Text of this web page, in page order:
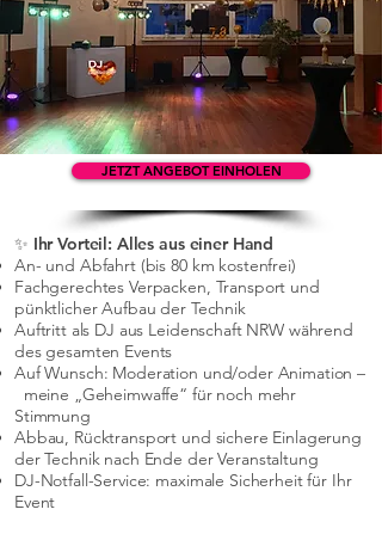
JETZT ANGEBOT EINHOLEN
✨ Ihr Vorteil: Alles aus einer Hand
An- und Abfahrt (bis 80 km kostenfrei)
Fachgerechtes Verpacken, Transport und
pünktlicher Aufbau der Technik
Auftritt als DJ aus Leidenschaft NRW während
des gesamten Events
Auf Wunsch: Moderation und/oder Animation –
meine „Geheimwaffe“ für noch mehr
Stimmung
Abbau, Rücktransport und sichere Einlagerung
der Technik nach Ende der Veranstaltung
DJ-Notfall-Service: maximale Sicherheit für Ihr
Event